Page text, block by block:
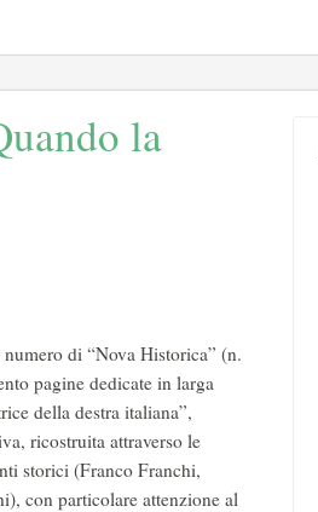
la
di “Nova Historica” (n.
pagine dedicate in larga
della destra italiana”,
ricostruita attraverso le
storici (Franco Franchi,
con particolare attenzione al